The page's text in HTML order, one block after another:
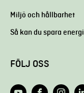
Miljö och hållbarhet
Så kan du spara energi
FÖLJ OSS